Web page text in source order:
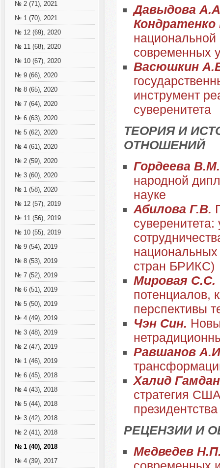
№ 2 (71), 2021
№ 1 (70), 2021
№ 12 (69), 2020
№ 11 (68), 2020
№ 10 (67), 2020
№ 9 (66), 2020
№ 8 (65), 2020
№ 7 (64), 2020
№ 6 (63), 2020
№ 5 (62), 2020
№ 4 (61), 2020
№ 2 (59), 2020
№ 3 (60), 2020
№ 1 (58), 2020
№ 12 (57), 2019
№ 11 (56), 2019
№ 10 (55), 2019
№ 9 (54), 2019
№ 8 (53), 2019
№ 7 (52), 2019
№ 6 (51), 2019
№ 5 (50), 2019
№ 4 (49), 2019
№ 3 (48), 2019
№ 2 (47), 2019
№ 1 (46), 2019
№ 6 (45), 2018
№ 4 (43), 2018
№ 5 (44), 2018
№ 3 (42), 2018
№ 2 (41), 2018
№ 1 (40), 2018
№ 4 (39), 2017
Давыдова
национальной
современных
Васюшкин
инструмент
суверенитета
ТЕОРИЯ И
ОТНОШЕНИЙ
Гордеева
народной
науке
Абилова Г.В.
суверенитета:
национальных
стран БРИКС)
Мировая С.С.
потенциалов,
перспективы
Чэн Син.
Равшанов
Халид
стратегия
РЕЦЕНЗИИ И
Медведев